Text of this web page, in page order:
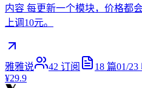
内容 每更新一个模块，价格都
上调10元。
雅雅说 42 订阅 18 篇01/23
¥29.9